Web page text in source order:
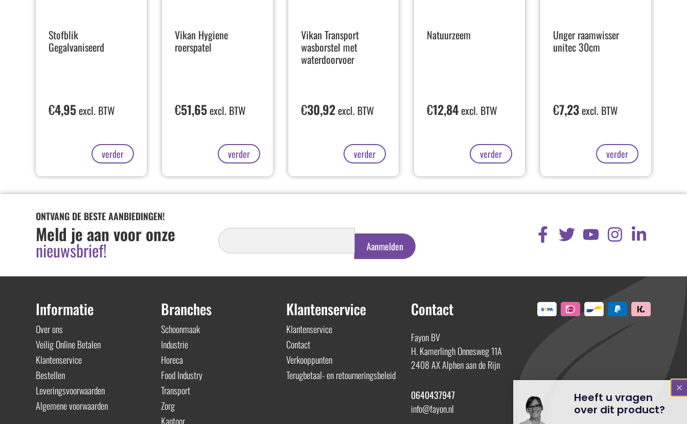
Stofblik
Gegalvaniseerd
€4,95excl. BTW
verder
Vikan Hygiene
roerspatel
€51,65excl. BTW
verder
Vikan Transport
wasborstel met
waterdoorvoer
€30,92excl. BTW
verder
Natuurzeem
€12,84excl. BTW
verder
Unger raamwisser
unitec 30cm
€7,23excl. BTW
verder
ONTVANG DE BESTE AANBIEDINGEN!
Meld je aan voor onze
nieuwsbrief!
Inschrijven
Nieuwsbrief
Aanmelden
Informatie
Over ons
Veilig Online Betalen
Klantenservice
Bestellen
Leveringsvoorwaarden
Algemene voorwaarden
Branches
Schoonmaak
Industrie
Horeca
Food Industry
Transport
Zorg
Kantoor
Klantenservice
Klantenservice
Contact
Verkooppunten
Terugbetaal- en retourneringsbeleid
Contact
Fayon BV
H. Kamerlingh Onnesweg 11A
2408 AX Alphen aan de Rijn
0640437947
info@fayon.nl
Heeft u vragen
Neem dan contact op